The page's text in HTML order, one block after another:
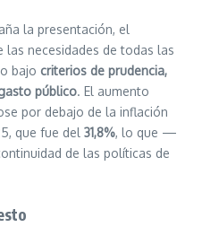
la presentación, el
las necesidades de todas las
bajo criterios de prudencia,
público. El aumento
por debajo de la inflación
que fue del 31,8%, lo que —
de las políticas de